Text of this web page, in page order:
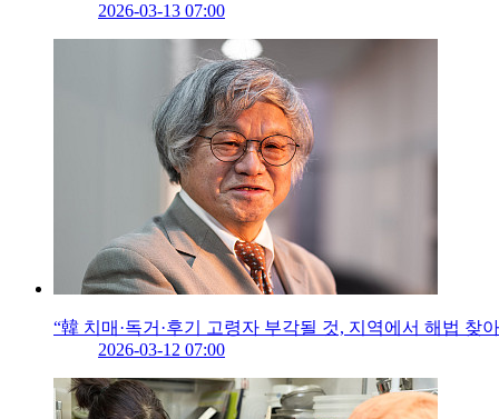
2026-03-13 07:00
“韓 치매·독거·후기 고령자 부각될 것, 지역에서 해법 찾
2026-03-12 07:00